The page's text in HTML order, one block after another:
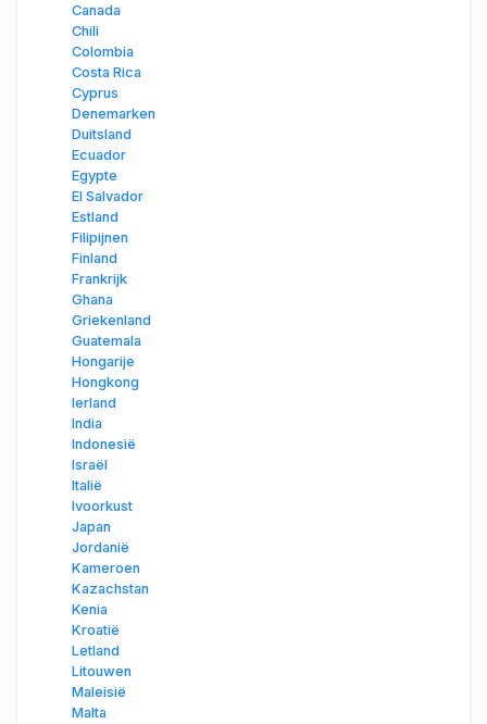
Canada
Chili
Colombia
Costa Rica
Cyprus
Denemarken
Duitsland
Ecuador
Egypte
El Salvador
Estland
Filipijnen
Finland
Frankrijk
Ghana
Griekenland
Guatemala
Hongarije
Hongkong
Ierland
India
Indonesië
Israël
Italië
Ivoorkust
Japan
Jordanië
Kameroen
Kazachstan
Kenia
Kroatië
Letland
Litouwen
Maleisië
Malta